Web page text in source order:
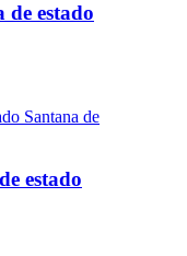
estado
estado